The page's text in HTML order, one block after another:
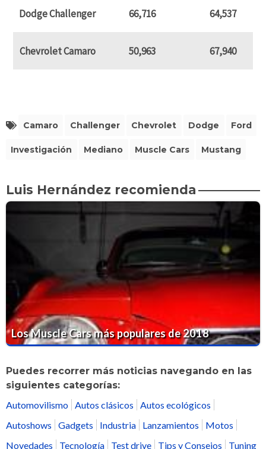
Dodge Challenger 66,716 64,537
Chevrolet Camaro 50,963 67,940
Camaro Challenger Chevrolet Dodge Ford
Investigación Mediano Muscle Cars Mustang
Luis Hernández recomienda
Los Muscle Cars más populares de 2018
Puedes recorrer más noticias navegando en las
siguientes categorías:
Automovilismo
Autos clásicos
Autos ecológicos
Autoshows
Gadgets Industria Lanzamientos
Motos
Novedades
Tecnología Test drive Tips y Consejos Tuning